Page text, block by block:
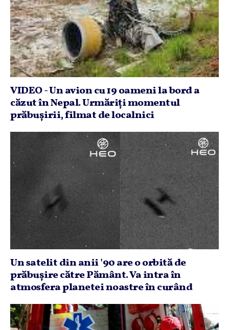
VIDEO - Un avion cu 19 oameni la bord a
căzut în Nepal. Urmăriţi momentul
prăbuşirii, filmat de localnici
Un satelit din anii '90 are o orbită de
prăbuşire către Pământ. Va intra în
atmosfera planetei noastre în curând